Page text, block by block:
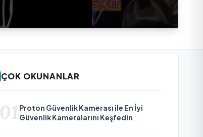
ÇOK OKUNANLAR
01 Proton Güvenlik Kamerası ile En İyi
Güvenlik Kameralarını Keşfedin